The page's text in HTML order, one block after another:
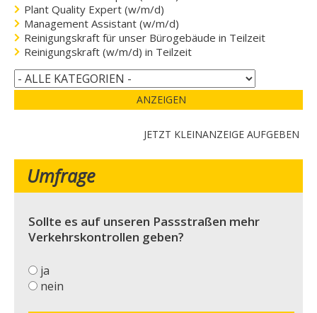
Plant Quality Expert (w/m/d)
Management Assistant (w/m/d)
Reinigungskraft für unser Bürogebäude in Teilzeit
Reinigungskraft (w/m/d) in Teilzeit
ANZEIGEN
JETZT KLEINANZEIGE AUFGEBEN
Umfrage
Sollte es auf unseren Passstraßen mehr
Verkehrskontrollen geben?
ja
nein